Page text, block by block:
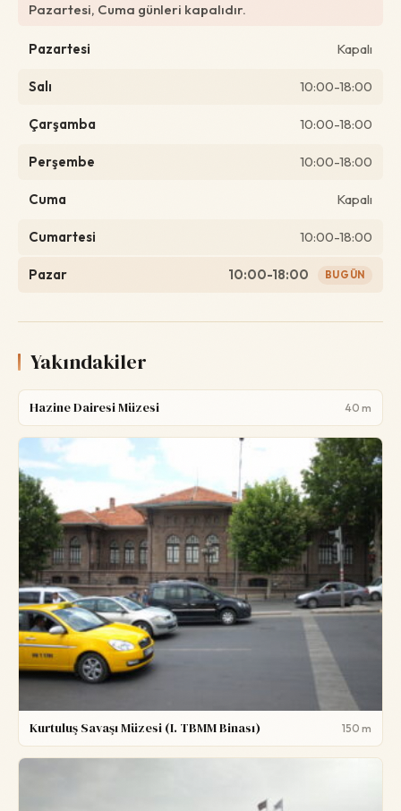
Pazartesi, Cuma günleri kapalıdır.
Pazartesi Kapalı
Salı 10:00-18:00
Çarşamba 10:00-18:00
Perşembe 10:00-18:00
Cuma Kapalı
Cumartesi 10:00-18:00
Pazar 10:00-18:00 BUGÜN
Yakındakiler
Hazine Dairesi Müzesi 40 m
Kurtuluş Savaşı Müzesi (I. TBMM Binası) 150 m